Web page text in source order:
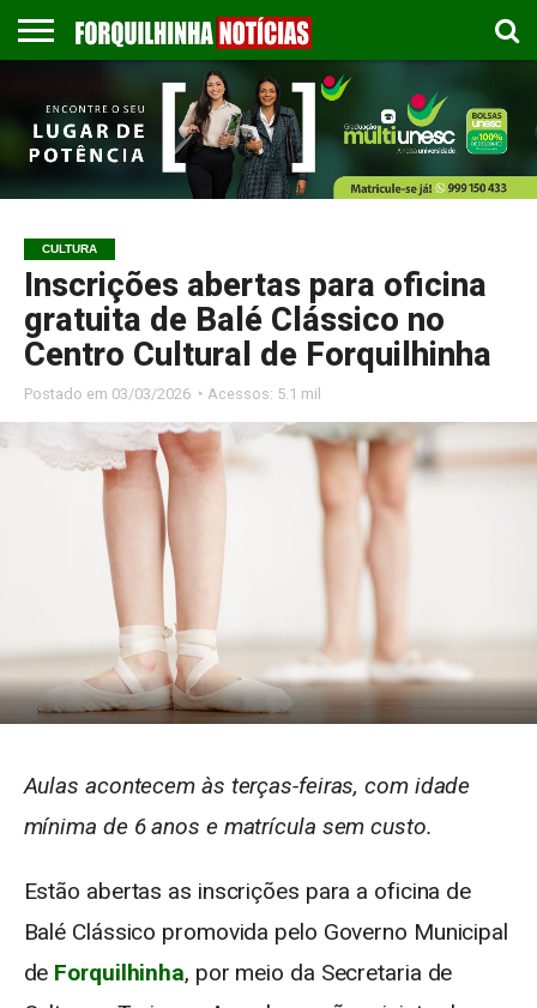
EMPREGOS
ESPORTES
PUBLICAÇÃO
LEGAL
GASTRONOMIA
CONTATO
CULTURA
Inscrições abertas para oficina
gratuita de Balé Clássico no
Centro Cultural de Forquilhinha
Postado em 03/03/2026 ◔ Acessos: 5.1 mil
Aulas acontecem às terças-feiras, com idade
mínima de 6 anos e matrícula sem custo.
Estão abertas as inscrições para a oficina de
Balé Clássico promovida pelo Governo Municipal
de Forquilhinha, por meio da Secretaria de